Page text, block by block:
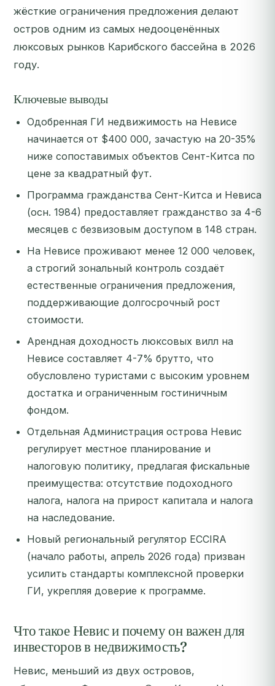
жёсткие ограничения предложения делают
остров одним из самых недооценённых
люксовых рынков Карибского бассейна в 2026
году.
Ключевые выводы
Одобренная ГИ недвижимость на Невисе
начинается от $400 000, зачастую на 20-35%
ниже сопоставимых объектов Сент-Китса по
цене за квадратный фут.
Программа гражданства Сент-Китса и Невиса
(осн. 1984) предоставляет гражданство за 4-6
месяцев с безвизовым доступом в 148 стран.
На Невисе проживают менее 12 000 человек,
а строгий зональный контроль создаёт
естественные ограничения предложения,
поддерживающие долгосрочный рост
стоимости.
Арендная доходность люксовых вилл на
Невисе составляет 4-7% брутто, что
обусловлено туристами с высоким уровнем
достатка и ограниченным гостиничным
фондом.
Отдельная Администрация острова Невис
регулирует местное планирование и
налоговую политику, предлагая фискальные
преимущества: отсутствие подоходного
налога, налога на прирост капитала и налога
на наследование.
Новый региональный регулятор ECCIRA
(начало работы, апрель 2026 года) призван
усилить стандарты комплексной проверки
ГИ, укрепляя доверие к программе.
Что такое Невис и почему он важен для
инвесторов в недвижимость?
Невис, меньший из двух островов,